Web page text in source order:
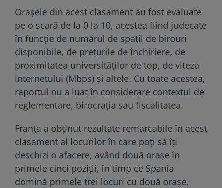
Orașele din acest clasament au fost evaluate
pe o scară de la 0 la 10, acestea fiind judecate
în funcție de numărul de spații de birouri
disponibile, de prețurile de închiriere, de
proximitatea universităților de top, de viteza
internetului (Mbps) și altele. Cu toate acestea,
raportul nu a luat în considerare contextul de
reglementare, birocrația sau fiscalitatea.
Franța a obținut rezultate remarcabile în acest
clasament al locurilor în care poți să îți
deschizi o afacere, având două orașe în
primele cinci poziții, în timp ce Spania
domină primele trei locuri cu două orașe.